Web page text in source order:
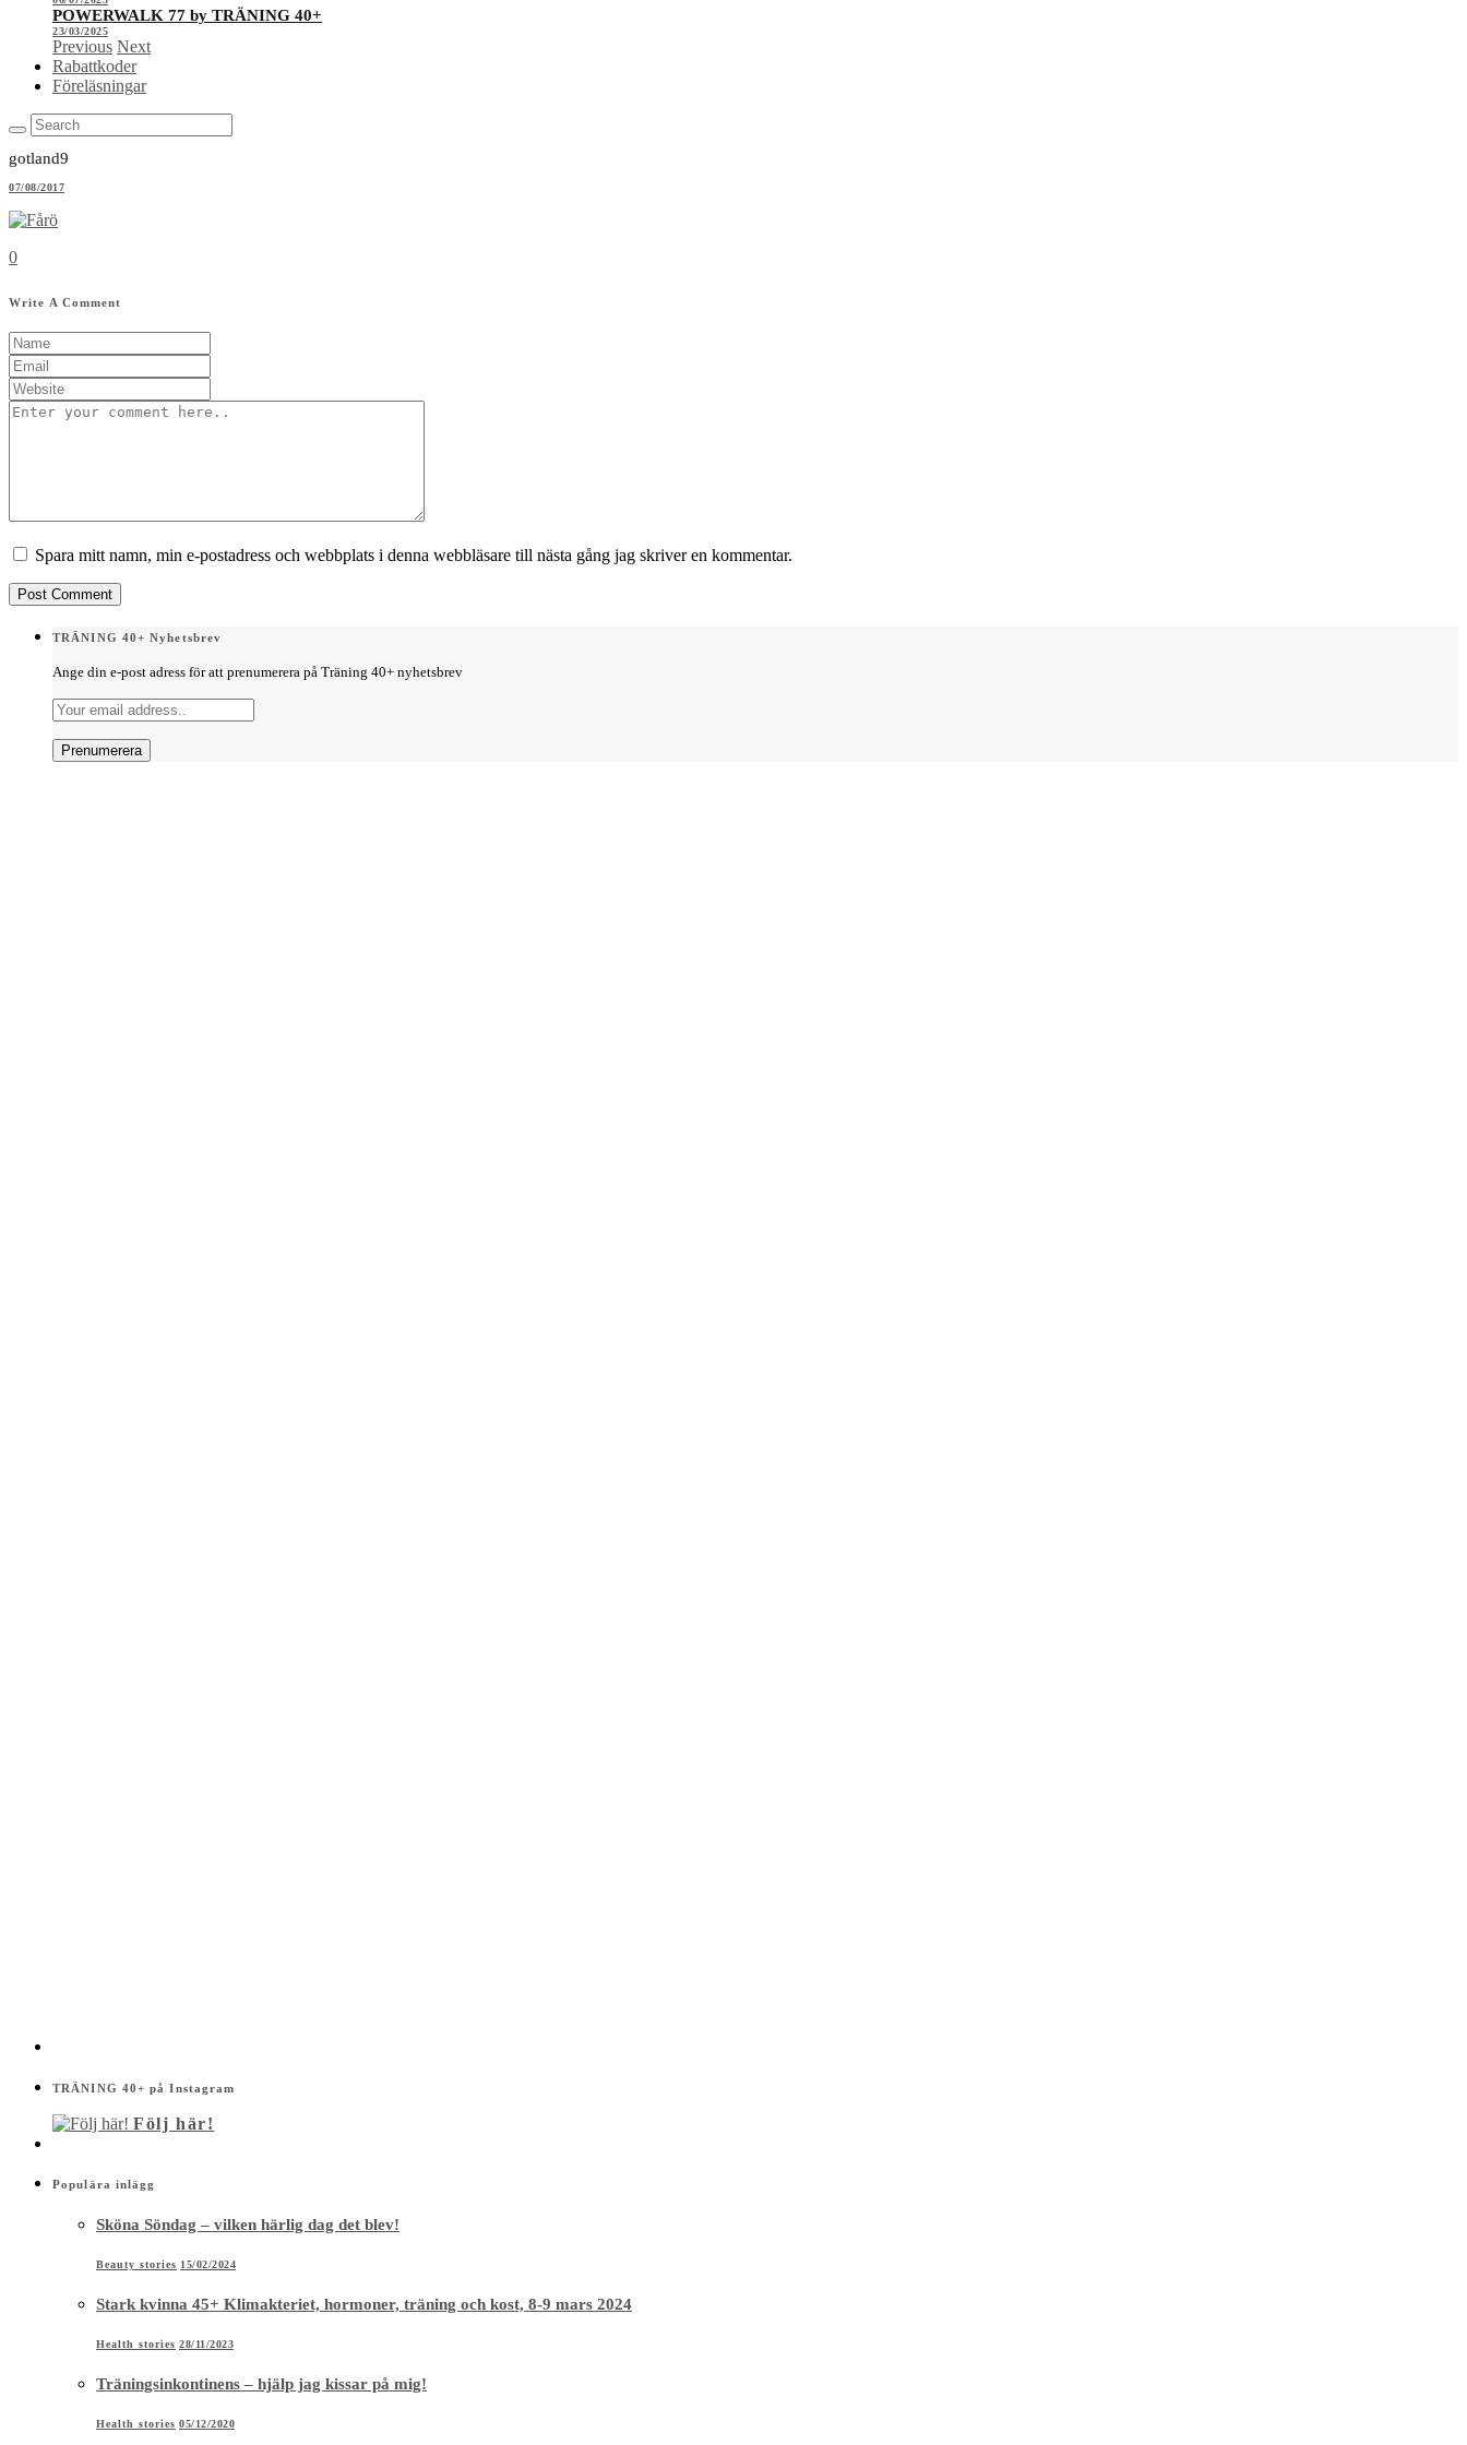
POWERWALK 77 by TRÄNING 40+
23/03/2025
Previous Next
Rabattkoder
Föreläsningar
gotland9
07/08/2017
0
Write A Comment
Spara mitt namn, min e-postadress och webbplats i denna webbläsare till nästa gång jag skriver en kommentar.
TRÄNING 40+ Nyhetsbrev
Ange din e-post adress för att prenumerera på Träning 40+ nyhetsbrev
TRÄNING 40+ på Instagram
Följ här!
Populära inlägg
Sköna Söndag – vilken härlig dag det blev!
Beauty stories 15/02/2024
Stark kvinna 45+ Klimakteriet, hormoner, träning och kost, 8-9 mars 2024
Health stories 28/11/2023
Träningsinkontinens – hjälp jag kissar på mig!
Health stories 05/12/2020